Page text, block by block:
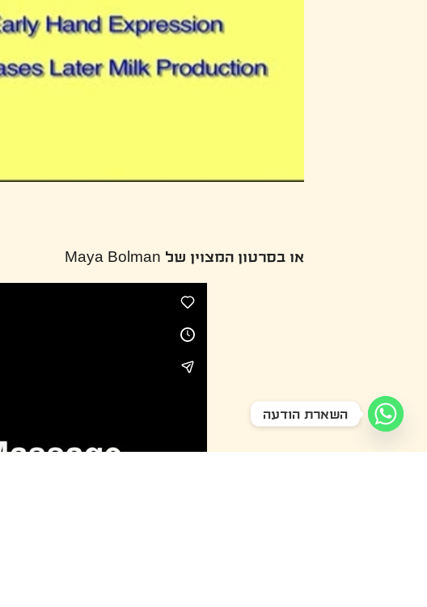
או בסרטון המצוין של Maya Bolman
השארת הודעה